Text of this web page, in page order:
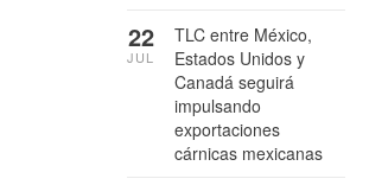
TLC entre México,
Estados Unidos y
Canadá seguirá
impulsando
exportaciones
cárnicas mexicanas
22
JUL